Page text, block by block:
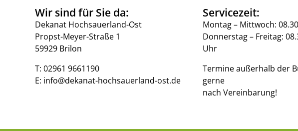
Wir sind für Sie da:
Dekanat Hochsauerland-Ost
Propst-Meyer-Straße 1
59929 Brilon
T: 02961 9661190
E: info@dekanat-hochsauerland-ost.de
Servicezeit:
Montag – Mittwoch:
Donnerstag – Freitag:
Uhr
Termine außerhalb der
gerne
nach Vereinbarung!